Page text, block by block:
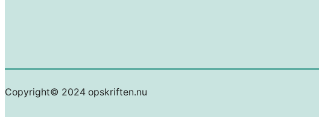
Copyright© 2024 opskriften.nu